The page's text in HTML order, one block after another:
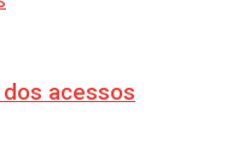
acessos